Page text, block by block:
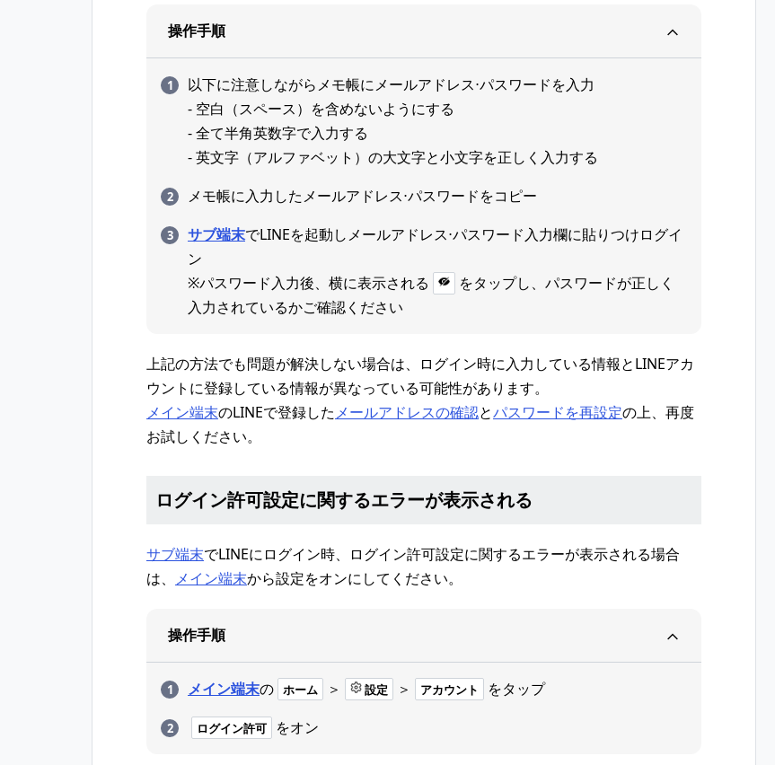
操作手順
以下に注意しながらメモ帳にメールアドレス⋅パスワードを入力
- 空白（スペース）を含めないようにする
- 全て半角英数字で入力する
- 英文字（アルファベット）の大文字と小文字を正しく入力する
メモ帳に入力したメールアドレス⋅パスワードをコピー
サブ端末でLINEを起動しメールアドレス⋅パスワード入力欄に貼りつけログイ
ン
※パスワード入力後、横に表示される
をタップし、パスワードが正しく
入力されているかご確認ください
上記の方法でも問題が解決しない場合は、ログイン時に入力している情報とLINEアカ
ウントに登録している情報が異なっている可能性があります。
メイン端末のLINEで登録したメールアドレスの確認とパスワードを再設定の上、再度
お試しください。
ログイン許可設定に関するエラーが表示される
サブ端末でLINEにログイン時、ログイン許可設定に関するエラーが表示される場合
は、 メイン端末から設定をオンにしてください。
操作手順
メイン端末の ホーム ＞ 設定 ＞ アカウント をタップ
ログイン許可 をオン